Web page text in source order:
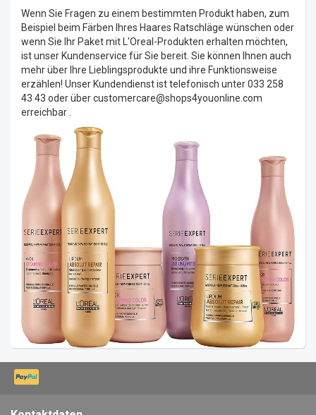
Wenn Sie Fragen zu einem bestimmten Produkt haben, zum
Beispiel beim Färben Ihres Haares Ratschläge wünschen oder
wenn Sie Ihr Paket mit L'Oreal-Produkten erhalten möchten,
ist unser Kundenservice für Sie bereit. Sie können Ihnen auch
mehr über Ihre Lieblingsprodukte und ihre Funktionsweise
erzählen! Unser Kundendienst ist telefonisch unter 033 258
43 43 oder übercustomercare@shops4youonline.com
erreichbar .